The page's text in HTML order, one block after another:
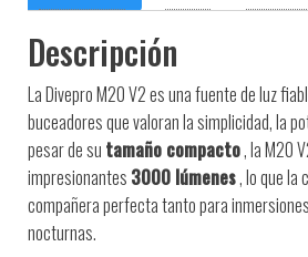
Descripción
La Divepro M20 V2 es una fuente de luz
buceadores que valoran la simplicidad, la
pesar de su tamaño compacto, la M20
impresionantes 3000 lúmenes, lo que la
compañera perfecta tanto para
nocturnas.